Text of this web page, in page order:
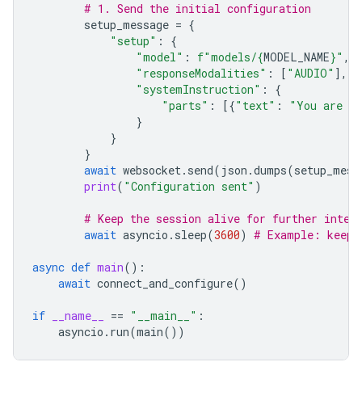
# 1. Send the initial configuration
setup_message = {
"setup" :
{
"model" : f"models/{MODEL_NAME}" ,
"responseModalities" : [ "AUDIO" ],
"systemInstruction" :
{
"parts" : [{"text" :
"You are
}
}
}
await websocket. send( json .dumps(
print( "Configuration sent" )
# Keep the session alive for further
await asyncio . sleep(3600) # Example:
async def main():
await connect_and_configure()
if __name__ == "__main__" :
asyncio . run(main())